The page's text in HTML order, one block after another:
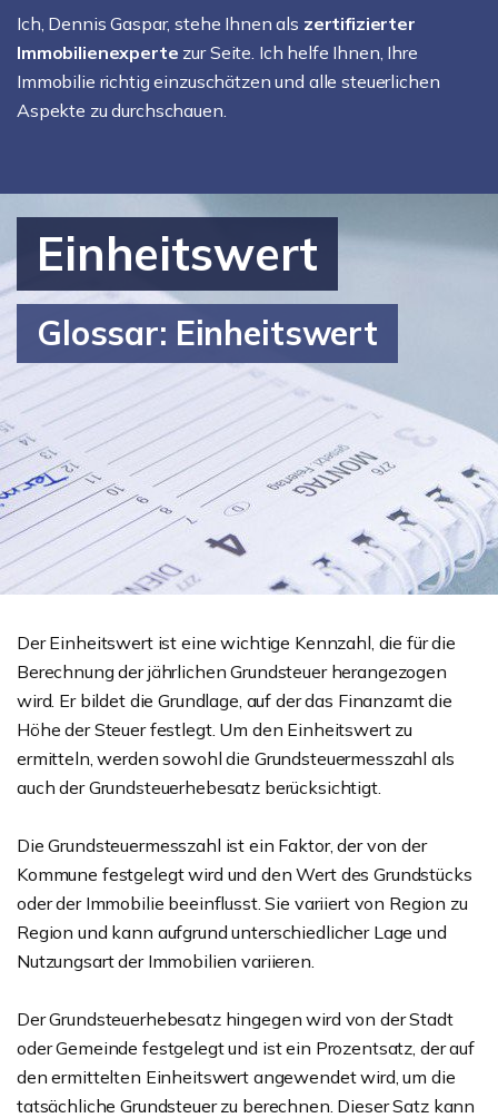
Ich, Dennis Gaspar, stehe Ihnen als zertifizierter
Immobilienexperte zur Seite. Ich helfe Ihnen, Ihre
Immobilie richtig einzuschätzen und alle steuerlichen
Aspekte zu durchschauen.
Einheitswert
Glossar: Einheitswert
Der Einheitswert ist eine wichtige Kennzahl, die für die
Berechnung der jährlichen Grundsteuer herangezogen
wird. Er bildet die Grundlage, auf der das Finanzamt die
Höhe der Steuer festlegt. Um den Einheitswert zu
ermitteln, werden sowohl die Grundsteuermesszahl als
auch der Grundsteuerhebesatz berücksichtigt.
Die Grundsteuermesszahl ist ein Faktor, der von der
Kommune festgelegt wird und den Wert des Grundstücks
oder der Immobilie beeinflusst. Sie variiert von Region zu
Region und kann aufgrund unterschiedlicher Lage und
Nutzungsart der Immobilien variieren.
Der Grundsteuerhebesatz hingegen wird von der Stadt
oder Gemeinde festgelegt und ist ein Prozentsatz, der auf
den ermittelten Einheitswert angewendet wird, um die
tatsächliche Grundsteuer zu berechnen. Dieser Satz kann